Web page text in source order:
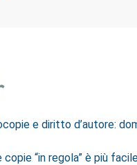
e diritto d’autore:
copie “in regola” è più